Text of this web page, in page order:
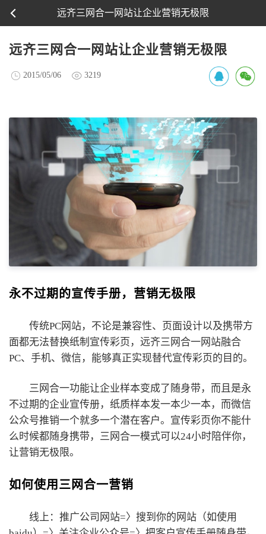
远齐三网合一网站让企业营销无极限
远齐三网合一网站让企业营销无极限
2015/05/06 3219
永不过期的宣传手册，营销无极限
传统PC网站，不论是兼容性、页面设计以及携带方
面都无法替换纸制宣传彩页，远齐三网合一网站融合
PC、手机、微信，能够真正实现替代宣传彩页的目的。
三网合一功能让企业样本变成了随身带，而且是永
不过期的企业宣传册，纸质样本发一本少一本，而微信
公众号推销一个就多一个潜在客户。宣传彩页你不能什
么时候都随身携带，三网合一模式可以24小时陪伴你，
让营销无极限。
如何使用三网合一营销
线上：推广公司网站=〉搜到你的网站（如使用